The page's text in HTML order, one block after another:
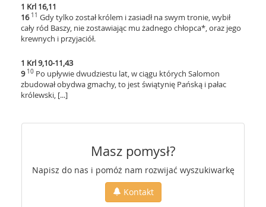
1 Krl 16,11
16 11 Gdy tylko został królem i zasiadł na swym tronie, wybił
cały ród Baszy, nie zostawiając mu żadnego chłopca*, oraz jego
krewnych i przyjaciół.
1 Krl 9,10-11,43
910 Po upływie dwudziestu lat, w ciągu których Salomon
zbudował obydwa gmachy, to jest świątynię Pańską i pałac
królewski, [...]
Masz pomysł?
Napisz do nas i pomóż nam rozwijać wyszukiwarkę
Kontakt